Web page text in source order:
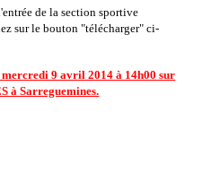
de la section sportive
sur le bouton "télécharger" ci-
9 avril 2014 à 14h00 sur
à Sarreguemines.